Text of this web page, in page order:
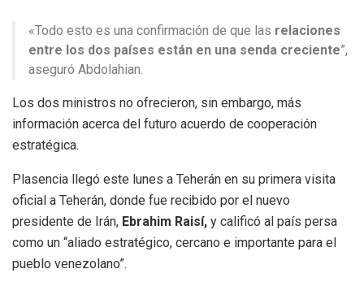
«Todo esto es una confirmación de que las relaciones
entre los dos países están en una senda creciente”,
aseguró Abdolahian.
Los dos ministros no ofrecieron, sin embargo, más
información acerca del futuro acuerdo de cooperación
estratégica.
Plasencia llegó este lunes a Teherán en su primera visita
oficial a Teherán, donde fue recibido por el nuevo
presidente de Irán, Ebrahim Raisí, y calificó al país persa
como un “aliado estratégico, cercano e importante para el
pueblo venezolano”.